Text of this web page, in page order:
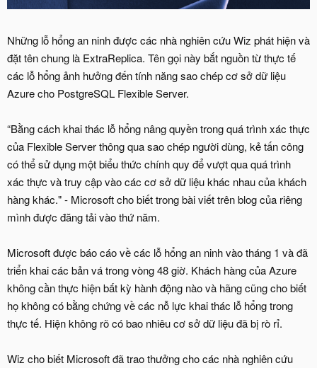
Những lỗ hổng an ninh được các nhà nghiên cứu Wiz phát hiện và
đặt tên chung là ExtraReplica. Tên gọi này bắt nguồn từ thực tế
các lỗ hổng ảnh hưởng đến tính năng sao chép cơ sở dữ liệu
Azure cho PostgreSQL Flexible Server.
“Bằng cách khai thác lỗ hổng nâng quyền trong quá trình xác thực
của Flexible Server thông qua sao chép người dùng, kẻ tấn công
có thể sử dụng một biểu thức chính quy để vượt qua quá trình
xác thực và truy cập vào các cơ sở dữ liệu khác nhau của khách
hàng khác." - Microsoft cho biết trong bài viết trên blog của riêng
mình được đăng tải vào thứ năm.
Microsoft được báo cáo về các lỗ hổng an ninh vào tháng 1 và đã
triển khai các bản vá trong vòng 48 giờ. Khách hàng của Azure
không cần thực hiện bất kỳ hành động nào và hãng cũng cho biết
họ không có bằng chứng về các nỗ lực khai thác lỗ hổng trong
thực tế. Hiện không rõ có bao nhiêu cơ sở dữ liệu đã bị rò rỉ.
Wiz cho biết Microsoft đã trao thưởng cho các nhà nghiên cứu